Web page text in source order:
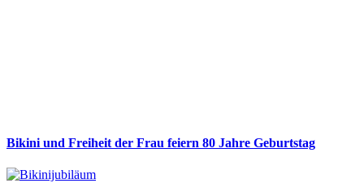
Bikini und Freiheit der Frau feiern 80 Jahre Geburtstag